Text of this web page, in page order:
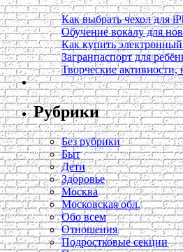
Как выбрать чехол для
Обучение вокалу для
Как купить
Загранпаспорт для
Творческие
Рубрики
Без рубрики
Быт
Дети
Здоровье
Москва
Московская обл.
Обо всем
Отношения
Подростковые секции